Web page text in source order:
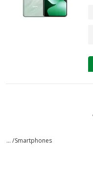
... /Smartphones